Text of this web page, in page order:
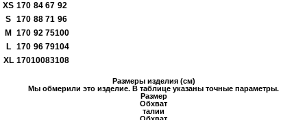
XS 170 84 67 92
S 170 88 71 96
M
170 92 75100
L
170 96 79104
XL 17010083108
Размеры изделия (см)
Мы обмерили это изделие. В таблице указаны точные параметры.
Размер
Обхват
талии